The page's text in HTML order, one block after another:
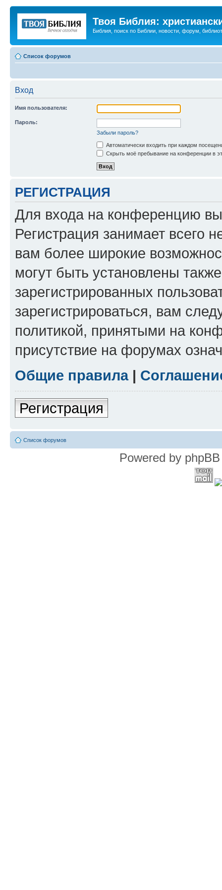
Твоя Библия:
Библия, поиск по Библии, новости, форум,
Список форумов
Вход
Имя пользователя:
Пароль:
Забыли пароль?
Автоматически входить при каждом
Скрыть моё пребывание на конференции в
РЕГИСТРАЦИЯ
Для входа на конференцию
Регистрация занимает всего
вам более широкие
могут быть установлены
зарегистрированных
зарегистрироваться, вам
политикой, принятыми на
присутствие на форумах
Общие правила|
Регистрация
Список форумов
Powered by